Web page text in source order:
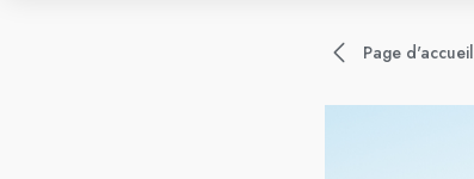
Page d'accueil